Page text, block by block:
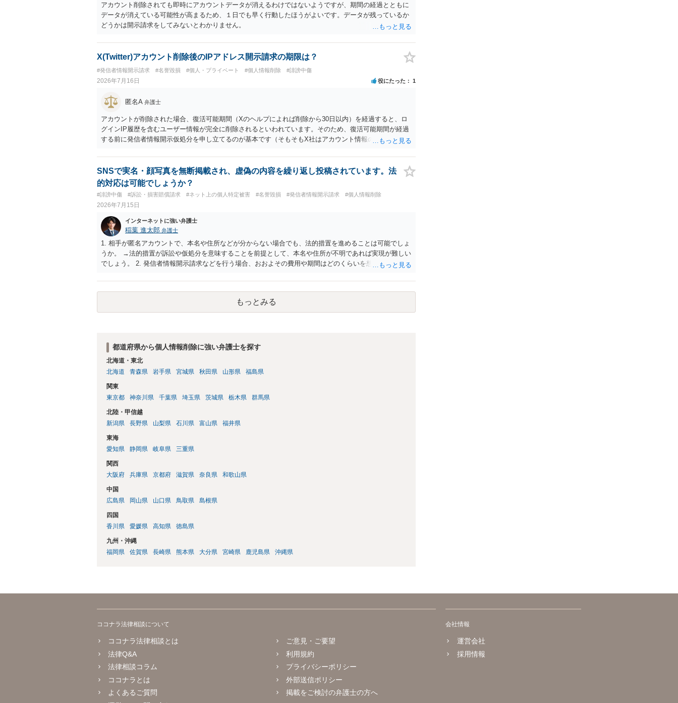
アカウント削除されても即時にアカウントデータが消えるわけではないようですが、期間の経過とともに
データが消えている可能性が高まるため、１日でも早く行動したほうがよいです。データが残っているか
どうかは開示請求をしてみないとわかりません。
X(Twitter)アカウント削除後のIPアドレス開示請求の期限は？
#発信者情報開示請求 #名誉毀損 #個人・プライベート #個人情報削除 #誹謗中傷
2026年7月16日 役にたった 1
匿名A 弁護士
アカウントが削除された場合、復活可能期間（Xのヘルプによれば削除から30日以内）を経過すると、ロ
グインIP履歴を含むユーザー情報が完全に削除されるといわれています。そのため、復活可能期間が経過
する前に発信者情報開示仮処分を申し立てるのが基本です（そもそもX社はアカウント情報の保有確認す
SNSで実名・顔写真を無断掲載され、虚偽の内容を繰り返し投稿されています。法
的対応は可能でしょうか？
#誹謗中傷 #訴訟・損害賠償請求 #ネット上の個人特定被害 #名誉毀損 #発信者情報開示請求 #個人情報削除
2026年7月15日
インターネットに強い弁護士
稲葉 進太郎 弁護士
1. 相手が匿名アカウントで、本名や住所などが分からない場合でも、法的措置を進めることは可能でしょ
うか。 →法的措置が訴訟や仮処分を意味することを前提として、本名や住所が不明であれば実現が難しい
でしょう。 2. 発信者情報開示請求などを行う場合、おおよその費用や期間はどのくらいを想定すればよ
Lなどの証拠があれば対応は可能でしょうか。 →対応可能である場合があるでしょう。 4. このようなケー
スでは、まず弁護士へ相談するのがよいのか、それとも警察への相談を優先した方がよいのでしょうか。
→相談者様におかれて詐欺など一切していないのであれば、弁護士と警察両方でしょう。 5. 相手が特定
できた場合、名誉毀損や侮辱罪、損害賠償請求などの対象になる可能性はありますか。 →あるでしょう。
り、その弁護士から、必要な資料を教えてもらうのが良いでしょう。
もっとみる
都道府県から個人情報削除に強い弁護士を探す
北海道・東北
北海道
青森県 岩手県 宮城県 秋田県 山形県 福島県
関東
東京都
神奈川県 千葉県 埼玉県 茨城県 栃木県 群馬県
北陸・甲信越
新潟県
長野県 山梨県 石川県 富山県 福井県
東海
愛知県
静岡県 岐阜県 三重県
関西
大阪府
兵庫県 京都府 滋賀県 奈良県 和歌山県
中国
広島県
岡山県 山口県 鳥取県 島根県
四国
香川県
愛媛県 高知県 徳島県
九州・沖縄
福岡県
佐賀県 長崎県 熊本県 大分県 宮崎県 鹿児島県 沖縄県
ココナラ法律相談について
ココナラ法律相談とは
法律Q&A
法律相談コラム
ココナラとは
よくあるご質問
ご意見・ご要望
利用規約
プライバシーポリシー
外部送信ポリシー
掲載をご検討の弁護士の方へ
会社情報
運営会社
採用情報